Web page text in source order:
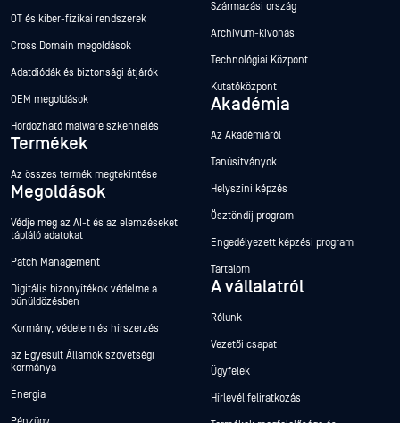
OT és kiber-fizikai rendszerek
Cross Domain megoldások
Adatdiódák és biztonsági átjárók
OEM megoldások
Hordozható malware szkennelés
Termékek
Az összes termék megtekintése
Megoldások
Védje meg az AI-t és az elemzéseket
tápláló adatokat
Patch Management
Digitális bizonyítékok védelme a
bűnüldözésben
Kormány, védelem és hírszerzés
az Egyesült Államok szövetségi
kormánya
Energia
Származási ország
Archívum-kivonás
Technológiai Központ
Kutatóközpont
Akadémia
Az Akadémiáról
Tanúsítványok
Helyszíni képzés
Ösztöndíj program
Engedélyezett képzési program
Tartalom
A vállalatról
Rólunk
Vezetői csapat
Ügyfelek
Hírlevél feliratkozás